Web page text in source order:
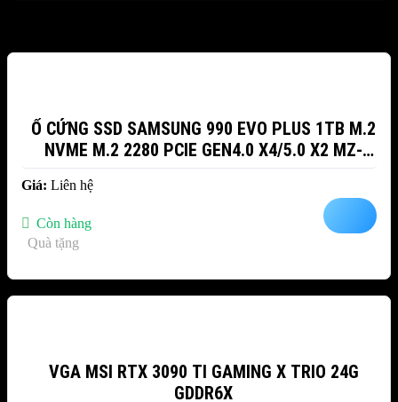
Ổ CỨNG SSD SAMSUNG 990 EVO PLUS 1TB M.2
NVME M.2 2280 PCIE GEN4.0 X4/5.0 X2 MZ-
V9S1T0BW
Giá: Liên hệ
Còn hàng
Quà tặng
VGA MSI RTX 3090 TI GAMING X TRIO 24G
GDDR6X